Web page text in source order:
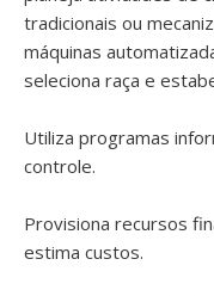
tradicionais ou
máquinas
seleciona raça e
Utiliza programas
controle.
Provisiona recursos
estima custos.